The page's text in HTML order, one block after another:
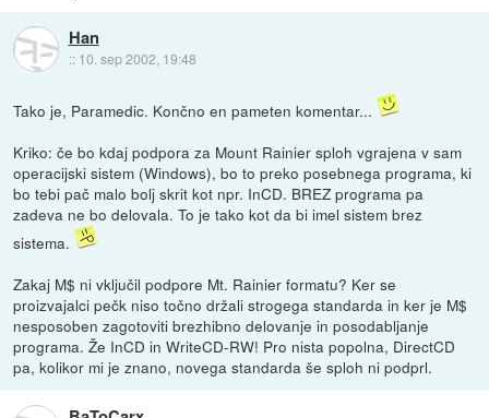
Han
:: 10. sep 2002, 19:48
Tako je, Paramedic. Končno en pameten komentar...
Kriko: če bo kdaj podpora za Mount Rainier sploh vgrajena v sam
operacijski sistem (Windows), bo to preko posebnega programa, ki
bo tebi pač malo bolj skrit kot npr. InCD. BREZ programa pa
zadeva ne bo delovala. To je tako kot da bi imel sistem brez
sistema.
Zakaj M$ ni vključil podpore Mt. Rainier formatu? Ker se
proizvajalci pečk niso točno držali strogega standarda in ker je M$
nesposoben zagotoviti brezhibno delovanje in posodabljanje
programa. Že InCD in WriteCD-RW! Pro nista popolna, DirectCD
pa, kolikor mi je znano, novega standarda še sploh ni podprl.